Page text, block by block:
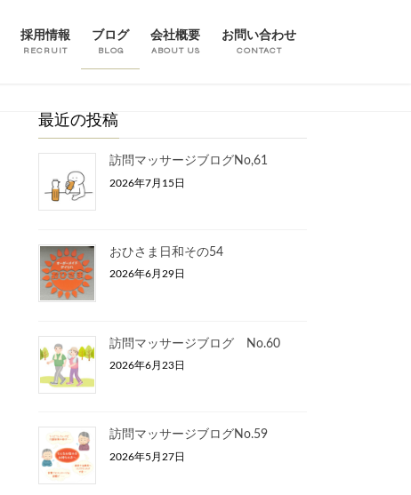
採用情報
RECRUIT
ブログ
BLOG
会社概要
ABOUT US
お問い合わせ
CONTACT
最近の投稿
訪問マッサージブログNo,61
2026年7月15日
おひさま日和その54
2026年6月29日
訪問マッサージブログ No.60
2026年6月23日
訪問マッサージブログNo.59
2026年5月27日